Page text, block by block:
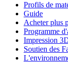
Profils de
Guide
Acheter plus
Programme
Impression
Soutien des